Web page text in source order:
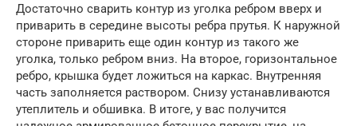
Достаточно сварить контур из уголка ребром вверх и
приварить в середине высоты ребра прутья. К наружной
стороне приварить еще один контур из такого же
уголка, только ребром вниз. На второе, горизонтальное
ребро, крышка будет ложиться на каркас. Внутренняя
часть заполняется раствором. Снизу устанавливаются
утеплитель и обшивка. В итоге, у вас получится